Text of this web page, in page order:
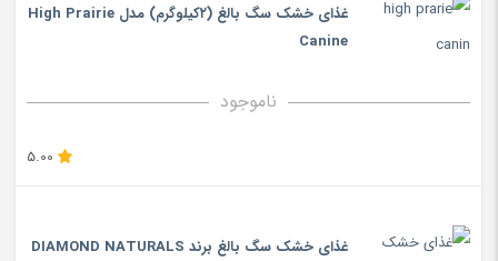
غذای خشک سگ بالغ (۲کیلوگرم) مدل High Prairie
Canine
ناموجود
5.00
غذای خشک سگ بالغ برند DIAMOND NATURALS